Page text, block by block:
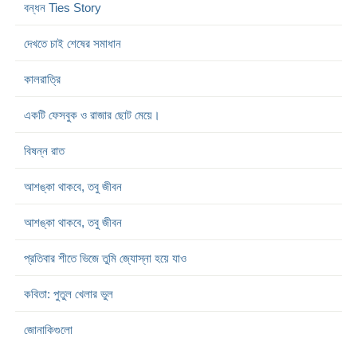
বন্ধন Ties Story
দেখতে চাই শেষের সমাধান
কালরাত্রি
একটি ফেসবুক ও রাজার ছোট মেয়ে।
বিষন্ন রাত
আশঙ্কা থাকবে, তবু জীবন
আশঙ্কা থাকবে, তবু জীবন
প্রতিবার শীতে ভিজে তুমি জ্যোস্না হয়ে যাও
কবিতা: পুতুল খেলার ভুল
জোনাকিগুলো